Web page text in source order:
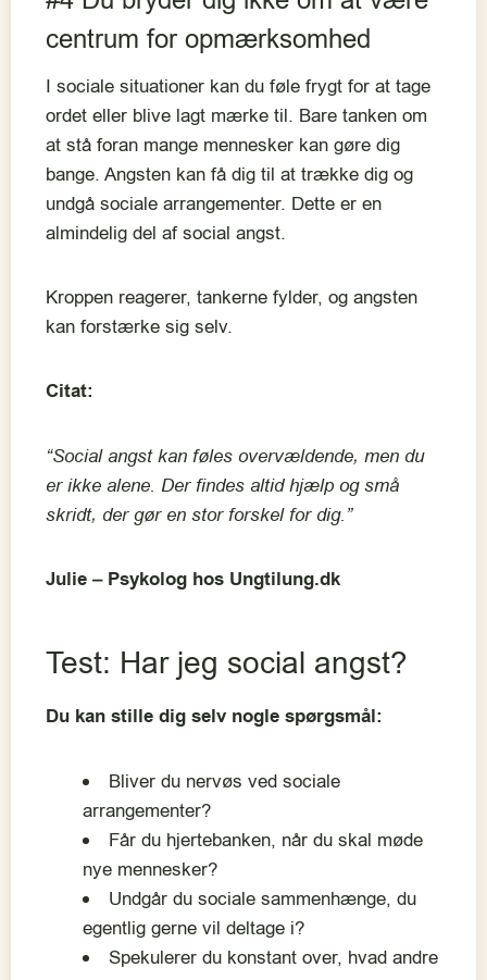
centrum for opmærksomhed
I sociale situationer kan du føle frygt for at tage
ordet eller blive lagt mærke til. Bare tanken om
at stå foran mange mennesker kan gøre dig
bange. Angsten kan få dig til at trække dig og
undgå sociale arrangementer. Dette er en
almindelig del af social angst.
Kroppen reagerer, tankerne fylder, og angsten
kan forstærke sig selv.
Citat:
“Social angst kan føles overvældende, men du
er ikke alene. Der findes altid hjælp og små
skridt, der gør en stor forskel for dig.”
Julie – Psykolog hos Ungtilung.dk
Test: Har jeg social angst?
Du kan stille dig selv nogle spørgsmål:
Bliver du nervøs ved sociale
arrangementer?
Får du hjertebanken, når du skal møde
nye mennesker?
Undgår du sociale sammenhænge, du
egentlig gerne vil deltage i?
Spekulerer du konstant over, hvad andre